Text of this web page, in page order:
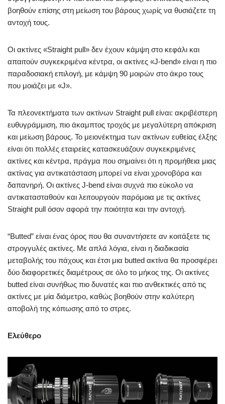
βοηθούν επίσης στη μείωση του βάρους χωρίς να θυσιάζετε τη
αντοχή τους.
Οι ακτίνες «Straight pull» δεν έχουν κάμψη στο κεφάλι και
απαιτούν συγκεκριμένα κέντρα, οι ακτίνες «J-bend» είναι η πιο
παραδοσιακή επιλογή, με κάμψη 90 μοιρών στο άκρο τους
που μοιάζει με «J».
Τα πλεονεκτήματα των ακτίνων Straight pull είναι: ακριβέστερη
ευθυγράμμιση, πιο άκαμπτος τροχός με μεγαλύτερη απόκριση
και μείωση βάρους. Το μειονέκτημα των ακτίνων ευθείας έλξης
είναι ότι πολλές εταιρείες κατασκευάζουν συγκεκριμένες
ακτίνες και κέντρα, πράγμα που σημαίνει ότι η προμήθεια μιας
ακτίνας για αντικατάσταση μπορεί να είναι χρονοβόρα και
δαπανηρή. Οι ακτίνες J-bend είναι συχνά πιο εύκολο να
αντικατασταθούν και λειτουργούν παρόμοια με τις ακτίνες
Straight pull όσον αφορά την ποιότητα και την αντοχή.
“Butted” είναι ένας όρος που θα συναντήσετε αν κοιτάξετε τις
στρογγυλές ακτίνες. Με απλά λόγια, είναι η διαδικασία
μεταβολής του πάχους και έτσι μια butted ακτίνα θα προσφέρει
δύο διαφορετικές διαμέτρους σε όλο το μήκος της. Οι ακτίνες
butted είναι συνήθως πιο δυνατές και πιο ανθεκτικές από τις
ακτίνες με μία διάμετρο, καθώς βοηθούν στην καλύτερη
αποβολή της κόπωσης από το στρες.
Ελεύθερο